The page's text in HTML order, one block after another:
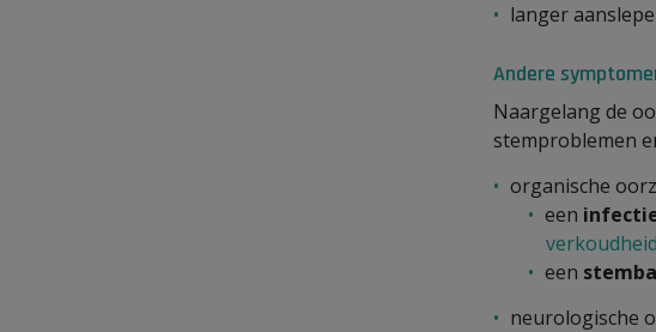
langer
Andere
Naargelang de
stemproblemen
organische
een
verkoudheid
een
neurologische